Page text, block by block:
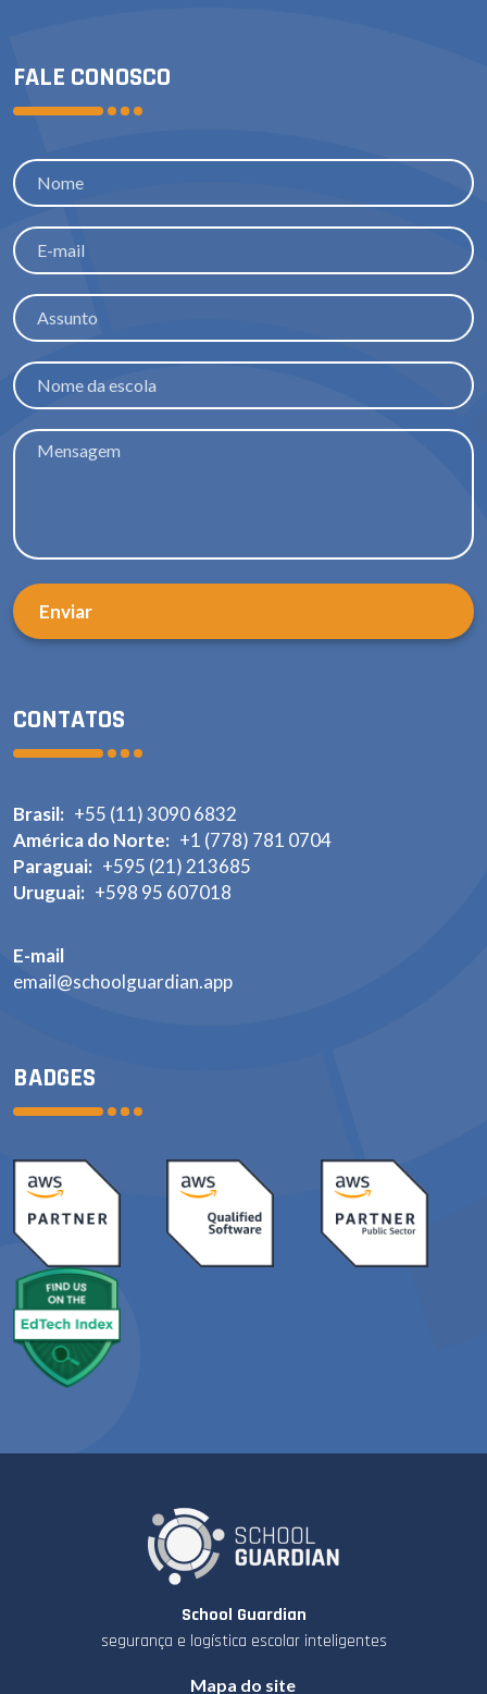
CONTATOS
Brasil: +55 (11) 3090 6832
América do Norte: +1 (778) 781 0704
Paraguai: +595 (21) 213685
Uruguai: +598 95 607018
E-mail
email@schoolguardian.app
BADGES
FALE CONOSCO
School Guardian
segurança e logística escolar inteligentes
Mapa do site